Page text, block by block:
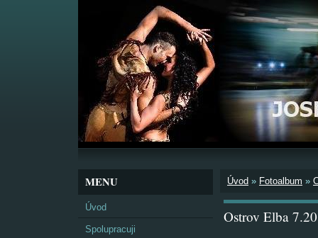
MENU
Úvod
Spolupracuji
Úvod » Fotoalbum »
Ostrov Elba